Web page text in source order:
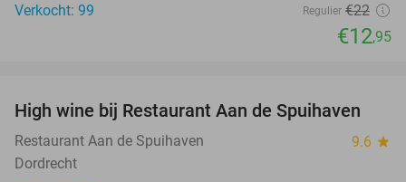
Verkocht: 99
Regulier €22
€12,95
33%
High wine bij Restaurant Aan de Spuihaven
Restaurant Aan de Spuihaven 9.6 star
Dordrecht